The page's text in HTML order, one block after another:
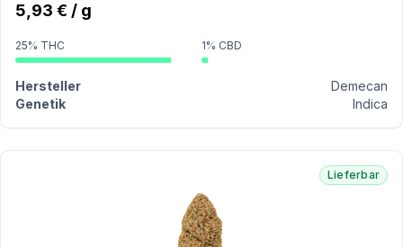
5,93 € / g
25% THC 1% CBD
Hersteller
Demecan
Genetik
Indica
Lieferbar